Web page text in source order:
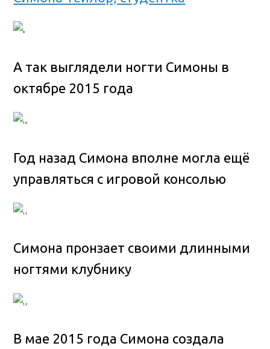
А так выглядели ногти Симоны в
октябре 2015 года
Год назад Симона вполне могла ещё
управляться с игровой консолью
Симона пронзает своими длинными
ногтями клубнику
В мае 2015 года Симона создала